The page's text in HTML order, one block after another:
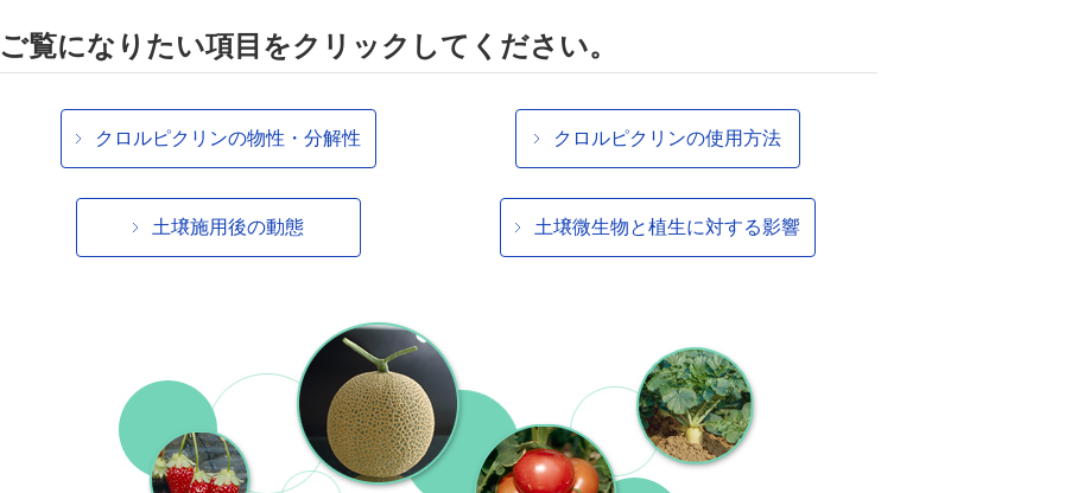
ご覧になりたい項目をクリックしてください。
クロルピクリンの物性・分解性 クロルピクリンの使用方法
土壌施用後の動態 土壌微生物と植生に対する影響